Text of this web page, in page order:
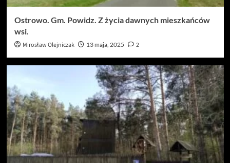
Ostrowo. Gm. Powidz. Z życia dawnych mieszkańców
wsi.
Mirosław Olejniczak 13 maja, 2025 2